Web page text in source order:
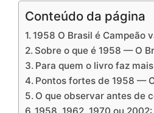
Conteúdo da página
1958 O Brasil é Campeão
Sobre o que é 1958 — O
Para quem o livro faz
Pontos fortes de 1958 —
O que observar antes de